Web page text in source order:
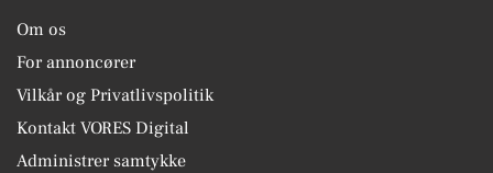
Om os
For annoncører
Vilkår og Privatlivspolitik
Kontakt VORES Digital
Administrer samtykke